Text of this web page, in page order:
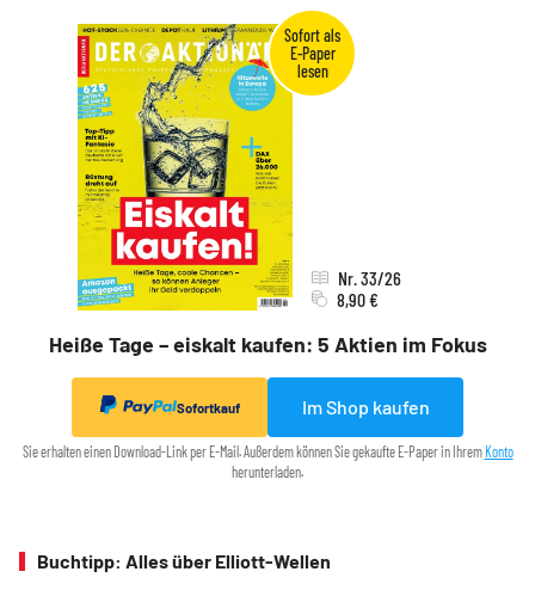
Heiße Tage – eiskalt kaufen: 5 Aktien im Fokus
Nr. 33/26
8,90 €
Sofortkauf Im Shop kaufen
Sie erhalten einen Download-Link per E-Mail. Außerdem können Sie gekaufte E-Paper in Ihrem Konto
herunterladen.
Buchtipp: Alles über Elliott-Wellen